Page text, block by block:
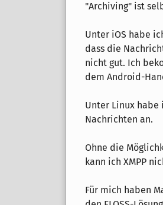
"Archiving" ist
Unter iOS habe
dass die
nicht gut. Ich
dem Android-
Unter Linux habe
Nachrichten an.
Ohne die
kann ich XMPP
Für mich haben